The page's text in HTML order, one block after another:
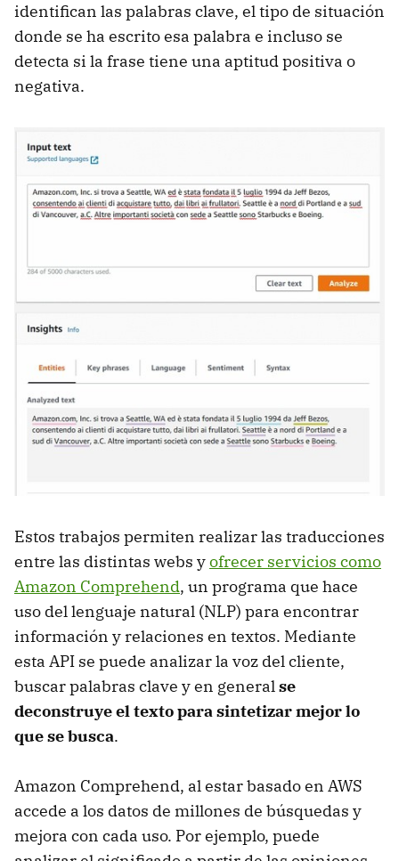
identifican las palabras clave, el tipo de situación
donde se ha escrito esa palabra e incluso se
detecta si la frase tiene una aptitud positiva o
negativa.
Estos trabajos permiten realizar las traducciones
entre las distintas webs yofrecer servicios como
Amazon Comprehend, un programa que hace
uso del lenguaje natural (NLP) para encontrar
información y relaciones en textos. Mediante
esta API se puede analizar la voz del cliente,
buscar palabras clave y en general se
deconstruye el texto para sintetizar mejor lo
que se busca.
Amazon Comprehend, al estar basado en AWS
accede a los datos de millones de búsquedas y
mejora con cada uso. Por ejemplo, puede